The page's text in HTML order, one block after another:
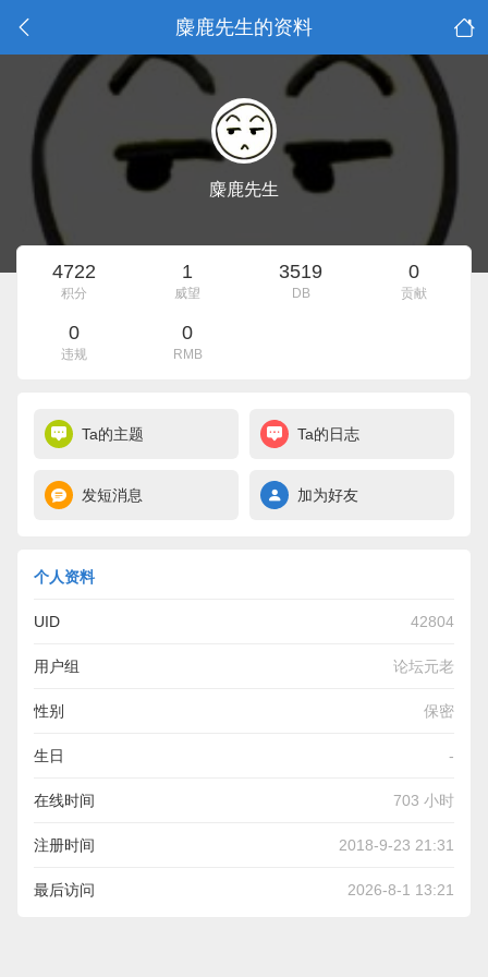
麋鹿先生的资料
麋鹿先生
4722
积分
1
威望
3519
DB
0
贡献
0
违规
0
RMB
Ta的主题 Ta的日志
发短消息 加为好友
个人资料
UID 42804
用户组 论坛元老
性别 保密
生日 -
在线时间 703 小时
注册时间 2018-9-23 21:31
最后访问 2026-8-1 13:21